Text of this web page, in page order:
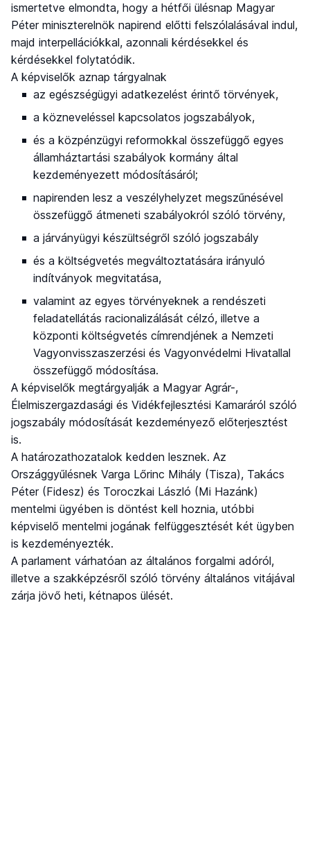
ismertetve elmondta, hogy a hétfői ülésnap Magyar
Péter miniszterelnök napirend előtti felszólalásával indul,
majd interpellációkkal, azonnali kérdésekkel és
kérdésekkel folytatódik.
A képviselők aznap tárgyalnak
az egészségügyi adatkezelést érintő törvények,
a közneveléssel kapcsolatos jogszabályok,
és a közpénzügyi reformokkal összefüggő egyes
államháztartási szabályok kormány által
kezdeményezett módosításáról;
napirenden lesz a veszélyhelyzet megszűnésével
összefüggő átmeneti szabályokról szóló törvény,
a járványügyi készültségről szóló jogszabály
és a költségvetés megváltoztatására irányuló
indítványok megvitatása,
valamint az egyes törvényeknek a rendészeti
feladatellátás racionalizálását célzó, illetve a
központi költségvetés címrendjének a Nemzeti
Vagyonvisszaszerzési és Vagyonvédelmi Hivatallal
összefüggő módosítása.
A képviselők megtárgyalják a Magyar Agrár-,
Élelmiszergazdasági és Vidékfejlesztési Kamaráról szóló
jogszabály módosítását kezdeményező előterjesztést
is.
A határozathozatalok kedden lesznek. Az
Országgyűlésnek Varga Lőrinc Mihály (Tisza), Takács
Péter (Fidesz) és Toroczkai László (Mi Hazánk)
mentelmi ügyében is döntést kell hoznia, utóbbi
képviselő mentelmi jogának felfüggesztését két ügyben
is kezdeményezték.
A parlament várhatóan az általános forgalmi adóról,
illetve a szakképzésről szóló törvény általános vitájával
zárja jövő heti, kétnapos ülését.